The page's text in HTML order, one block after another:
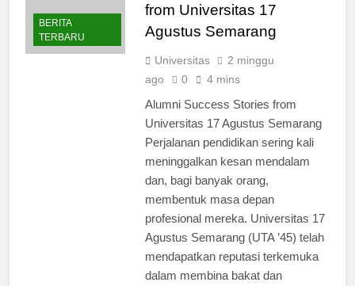
BERITA
TERBARU
from Universitas 17
Agustus Semarang
Universitas
2 minggu
ago
0 4 mins
Alumni Success Stories from
Universitas 17 Agustus Semarang
Perjalanan pendidikan sering kali
meninggalkan kesan mendalam
dan, bagi banyak orang,
membentuk masa depan
profesional mereka. Universitas 17
Agustus Semarang (UTA ’45) telah
mendapatkan reputasi terkemuka
dalam membina bakat dan